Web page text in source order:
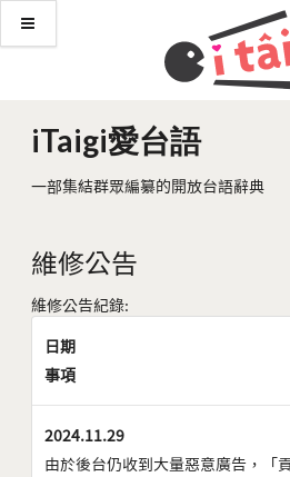
iTaigi愛台語
一部集結群眾編纂的開放台語辭典
維修公告
維修公告紀錄:
日期
事項
2024.11.29
由於後台仍收到大量惡意廣告，「